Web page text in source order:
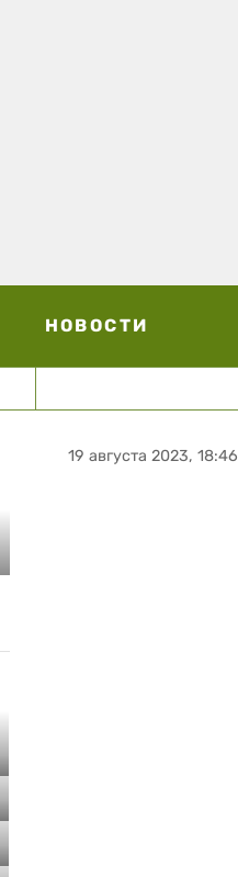
НОВОСТИ
19 августа 2023, 18:46